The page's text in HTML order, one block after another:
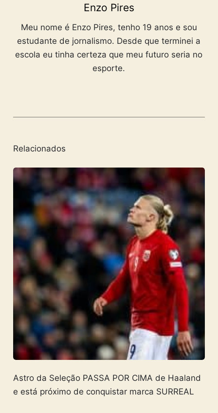
Enzo Pires
Meu nome é Enzo Pires, tenho 19 anos e sou
estudante de jornalismo. Desde que terminei a
escola eu tinha certeza que meu futuro seria no
esporte.
Relacionados
Astro da Seleção PASSA POR CIMA de Haaland
e está próximo de conquistar marca SURREAL